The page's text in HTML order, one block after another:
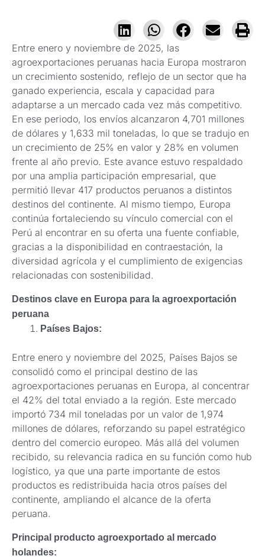
Entre enero y noviembre de 2025, las
agroexportaciones peruanas hacia Europa mostraron
un crecimiento sostenido, reflejo de un sector que ha
ganado experiencia, escala y capacidad para
adaptarse a un mercado cada vez más competitivo.
En ese periodo, los envíos alcanzaron 4,701 millones
de dólares y 1,633 mil toneladas, lo que se tradujo en
un crecimiento de 25% en valor y 28% en volumen
frente al año previo. Este avance estuvo respaldado
por una amplia participación empresarial, que
permitió llevar 417 productos peruanos a distintos
destinos del continente. Al mismo tiempo, Europa
continúa fortaleciendo su vínculo comercial con el
Perú al encontrar en su oferta una fuente confiable,
gracias a la disponibilidad en contraestación, la
diversidad agrícola y el cumplimiento de exigencias
relacionadas con sostenibilidad.
Destinos clave en Europa para la agroexportación
peruana
Países Bajos:
Entre enero y noviembre del 2025, Países Bajos se
consolidó como el principal destino de las
agroexportaciones peruanas en Europa, al concentrar
el 42% del total enviado a la región. Este mercado
importó 734 mil toneladas por un valor de 1,974
millones de dólares, reforzando su papel estratégico
dentro del comercio europeo. Más allá del volumen
recibido, su relevancia radica en su función como hub
logístico, ya que una parte importante de estos
productos es redistribuida hacia otros países del
continente, ampliando el alcance de la oferta
peruana.
Principal producto agroexportado al mercado
holandes: